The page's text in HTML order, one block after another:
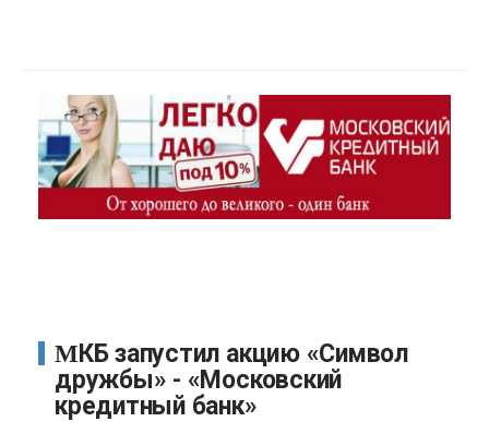
МКБ запустил акцию «Символ
дружбы» - «Московский
кредитный банк»